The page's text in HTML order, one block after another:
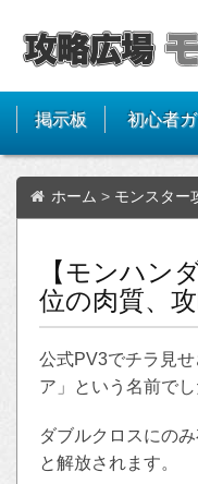
掲示板 初心者
ホーム > モンスター
【モンハン
位の肉質、
公式PV3でチラ見
ア」という名前でし
ダブルクロスにの
と解放されます。